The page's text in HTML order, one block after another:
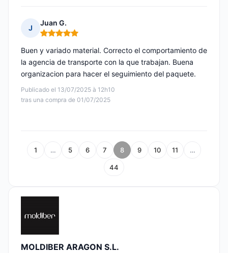
J
Juan G.
Nota: 5 de 5
Publicado el 13/07/2025 à 12h10
tras una compra de 01/07/2025
Buen y variado material. Correcto el comportamiento de
la agencia de transporte con la que trabajan. Buena
organizacion para hacer el seguimiento del paquete.
1 … 5 6 7 8 9 10 11 …
44
MOLDIBER ARAGON S.L.